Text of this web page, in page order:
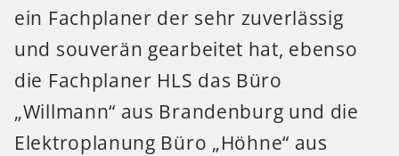
ein Fachplaner der sehr zuverlässig
und souverän gearbeitet hat, ebenso
die Fachplaner HLS das Büro
„Willmann“ aus Brandenburg und die
Elektroplanung Büro „Höhne“ aus